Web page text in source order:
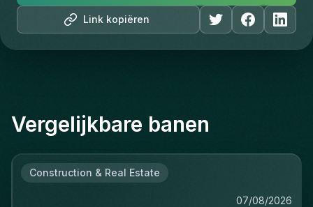
Link kopiëren
Vergelijkbare banen
Construction & Real Estate
07/08/2026